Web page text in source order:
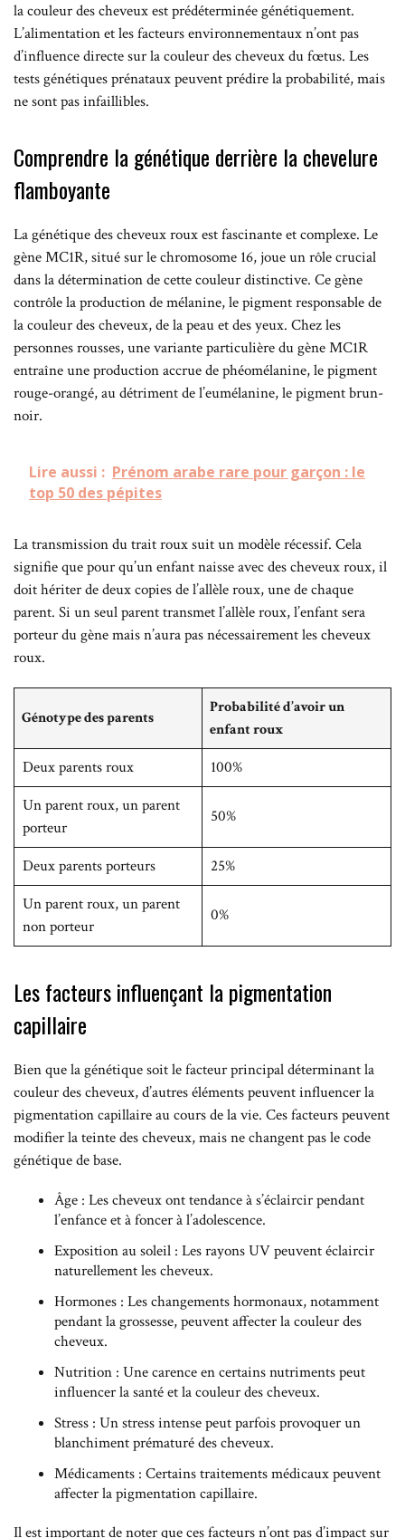
la couleur des cheveux est prédéterminée génétiquement.
L’alimentation et les facteurs environnementaux n’ont pas
d’influence directe sur la couleur des cheveux du fœtus. Les
tests génétiques prénataux peuvent prédire la probabilité, mais
ne sont pas infaillibles.
Comprendre la génétique derrière la chevelure
flamboyante
La génétique des cheveux roux est fascinante et complexe. Le
gène MC1R, situé sur le chromosome 16, joue un rôle crucial
dans la détermination de cette couleur distinctive. Ce gène
contrôle la production de mélanine, le pigment responsable de
la couleur des cheveux, de la peau et des yeux. Chez les
personnes rousses, une variante particulière du gène MC1R
entraîne une production accrue de phéomélanine, le pigment
rouge-orangé, au détriment de l’eumélanine, le pigment brun-
noir.
Lire aussi : Prénom arabe rare pour garçon : le
top 50 des pépites
La transmission du trait roux suit un modèle récessif. Cela
signifie que pour qu’un enfant naisse avec des cheveux roux, il
doit hériter de deux copies de l’allèle roux, une de chaque
parent. Si un seul parent transmet l’allèle roux, l’enfant sera
porteur du gène mais n’aura pas nécessairement les cheveux
roux.
Génotype des parents
Probabilité d’avoir un
enfant roux
Deux parents roux
100%
Un parent roux, un parent
porteur
50%
Deux parents porteurs
25%
Un parent roux, un parent
non porteur
0%
Les facteurs influençant la pigmentation
capillaire
Bien que la génétique soit le facteur principal déterminant la
couleur des cheveux, d’autres éléments peuvent influencer la
pigmentation capillaire au cours de la vie. Ces facteurs peuvent
modifier la teinte des cheveux, mais ne changent pas le code
génétique de base.
Âge : Les cheveux ont tendance à s’éclaircir pendant
l’enfance et à foncer à l’adolescence.
Exposition au soleil : Les rayons UV peuvent éclaircir
naturellement les cheveux.
Hormones : Les changements hormonaux, notamment
pendant la grossesse, peuvent affecter la couleur des
cheveux.
Nutrition : Une carence en certains nutriments peut
influencer la santé et la couleur des cheveux.
Stress : Un stress intense peut parfois provoquer un
blanchiment prématuré des cheveux.
Médicaments : Certains traitements médicaux peuvent
affecter la pigmentation capillaire.
Il est important de noter que ces facteurs n’ont pas d’impact sur